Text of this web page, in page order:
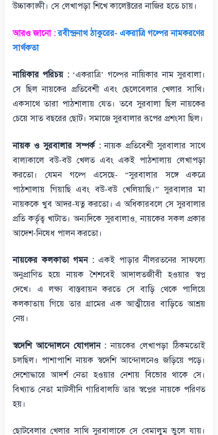
উচ্চাকাঙ্ক্ষী। সে লেখাপড়া শিখে কালেক্টরের নাজির হতে চায়।
আরও জানো : রবীন্দ্রনাথ ঠাকুরের- একরাত্রি গল্পের নামকরণের
সার্থকতা
নায়িকার পরিচয় :‘একরাত্রি’ গল্পের নায়িকার নাম সুরবালা।
সে ছিল নায়কের প্রতিবেশী এবং ছেলেবেলার খেলার সাথি।
একসাথে তারা পাঠশালায় যেত। তবে সুরবালা ছিল নায়কের
চেয়ে সাত বছরের ছোট। সমাজে সুরবালার রূপের প্রশংসা ছিল।
নায়ক ও সুরবালার সম্পর্ক :নায়ক প্রতিবেশী সুরবালার সাথে
বাল্যকালে বউ-বউ খেলত এবং একই পাঠশালায় লেখাপড়া
করতো। যেমন গল্পে এসেছে- “সুরবালার সঙ্গে একত্রে
পাঠশালায় গিয়াছি এবং বউ-বউ খেলিয়াছি।” সুরবালার মা
নায়ককে খুব আদর-যত্ন করতো। এ অধিকারবলে সে সুরবালার
প্রতি কর্তৃত্ব খাটাত। অন্যদিকে সুরবালাও, নায়কের সকল প্রকার
আদেশ-নিষেধ পালন করতো।
নায়কের কলকাতা গমন : একই পাড়ার নীলরতনের সাফল্যে
অনুপ্রাণিত হয়ে নায়ক শৈশবেই আদালতজীবী হওয়ার স্বপ্ন
দেখে। এ লক্ষ্য বাস্তবায়ন করতে সে বাড়ি থেকে পালিয়ে
কলকাতায় গিয়ে তার গ্রামের এক আত্মীয়ের বাড়িতে আশ্রয়
নেয়।
স্বদেশি আন্দোলনে যোগদান : নায়কের লেখাপড়া ঠিকমতোই
চলছিল। পাশাপাশি নায়ক স্বদেশি আন্দোলনেও জড়িয়ে পড়ে।
দেশোদ্ধারে আদর্শ নেতা হওয়ার নেশায় বিভোর থাকে সে।
বিখ্যাত নেতা মাটসীনি গারিবালডি তার স্বপ্নের নায়কে পরিণত
হয়।
ছোটবেলার খেলার সাথি সুরবালাকে সে বেমালুম ভুলে যায়।